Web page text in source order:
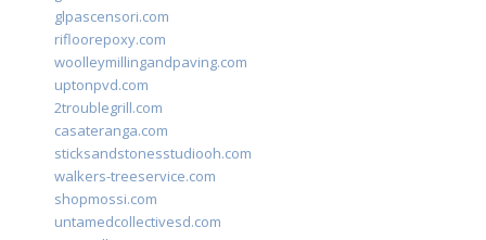
glpascensori.com
rifloorepoxy.com
woolleymillingandpaving.com
uptonpvd.com
2troublegrill.com
casateranga.com
sticksandstonesstudiooh.com
walkers-treeservice.com
shopmossi.com
untamedcollectivesd.com